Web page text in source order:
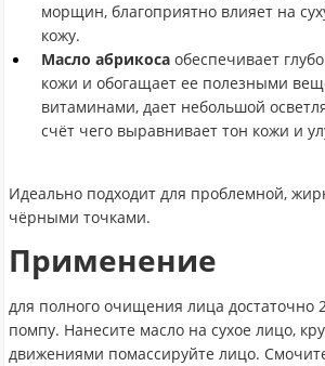
морщин, благоприятно влияет на
кожу.
Масло абрикоса обеспечивает
кожи и обогащает ее полезными
витаминами, дает небольшой
счёт чего выравнивает тон кожи и
Идеально подходит для проблемной,
чёрными точками.
Применение
для полного очищения лица достаточно
помпу. Нанесите масло на сухое лицо,
движениями помассируйте лицо.